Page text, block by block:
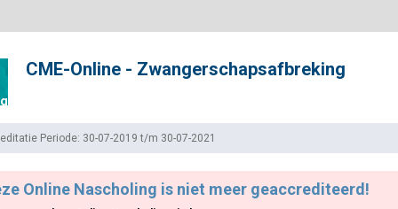
CME-Online - Zwangerschapsafbreking
Periode: 30-07-2019 t/m 30-07-2021
Online Nascholing is niet meer geaccrediteerd!